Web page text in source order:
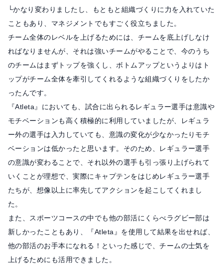
└かなり変わりましたし、もともと組織づくりに力を入れていた
こともあり、マネジメントでもすごく役立ちました。
チーム全体のレベルを上げるためには、チームを底上げしなけ
ればなりませんが、それは強いチームがやることで、今のうち
のチームはまずトップを強くし、ボトムアップというよりはト
ップがチーム全体を牽引してくれるような組織づくりをしたか
ったんです。
『Atleta』においても、試合に出られるレギュラー選手は意識や
モチベーションも高く積極的に利用していましたが、レギュラ
ー外の選手は入力していても、意識の変化が少なかったりモチ
ベーションは低かったと思います。そのため、レギュラー選手
の意識が変わることで、それ以外の選手も引っ張り上げられて
いくことが理想で、実際にキャプテンをはじめレギュラー選手
たちが、想像以上に率先してアクションを起こしてくれまし
た。
また、スポーツコースの中でも他の部活にくらべラグビー部は
新しかったこともあり、『Atleta』を使用して結果を出せれば、
他の部活のお手本になれる！といった感じで、チームの士気を
上げるためにも活用できました。